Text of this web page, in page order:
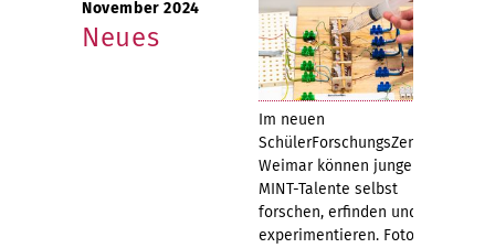
Im neuen
SchülerForschungsZentrum
Weimar können junge
MINT-Talente selbst
forschen, erfinden und
experimentieren. Foto:
November 2024
Neues